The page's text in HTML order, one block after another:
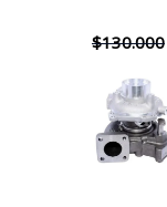
$130.000